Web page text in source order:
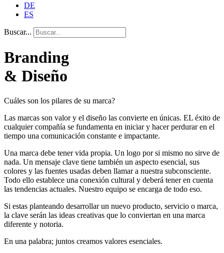
DE
ES
Buscar...
Branding
& Diseño
Cuáles son los pilares de su marca?
Las marcas son valor y el diseño las convierte en únicas. EL éxito de
cualquier compañía se fundamenta en iniciar y hacer perdurar en el
tiempo una comunicación constante e impactante.
Una marca debe tener vida propia. Un logo por si mismo no sirve de
nada. Un mensaje clave tiene también un aspecto esencial, sus
colores y las fuentes usadas deben llamar a nuestra subconsciente.
Todo ello establece una conexión cultural y deberá tener en cuenta
las tendencias actuales. Nuestro equipo se encarga de todo eso.
Si estas planteando desarrollar un nuevo producto, servicio o marca,
la clave serán las ideas creativas que lo conviertan en una marca
diferente y notoria.
En una palabra; juntos creamos valores esenciales.